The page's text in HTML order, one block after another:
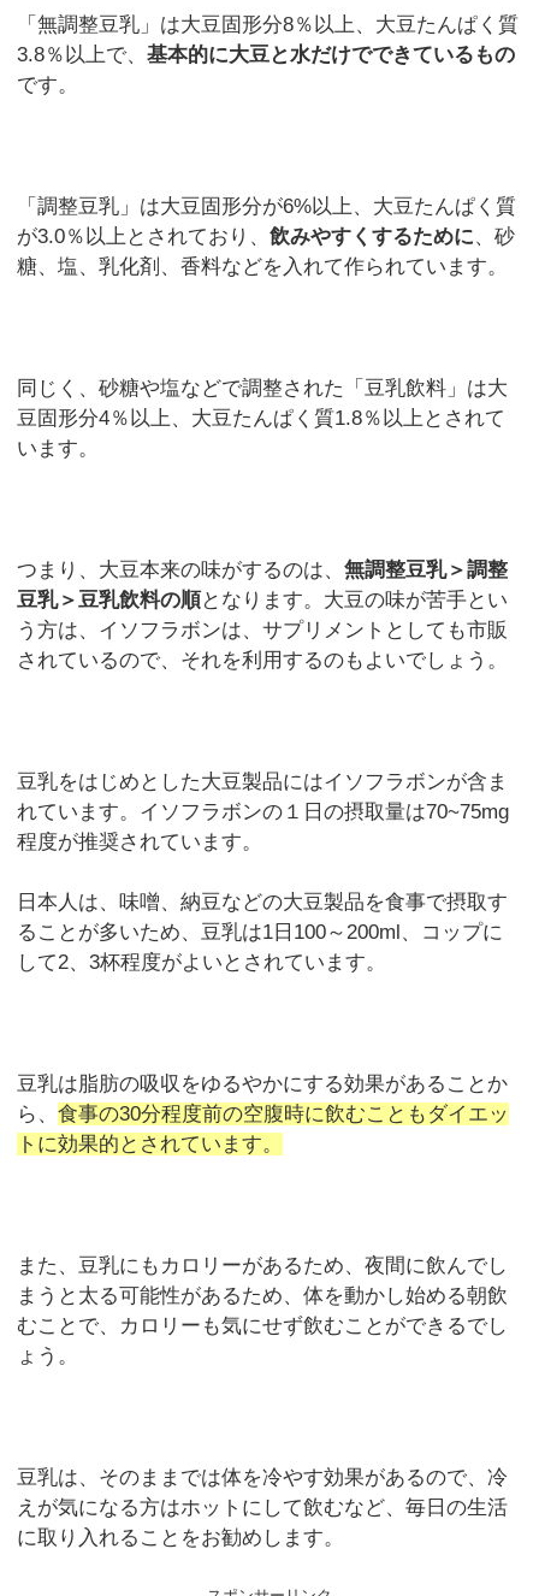
「無調整豆乳」は大豆固形分8％以上、大豆たんぱく質
3.8％以上で、基本的に大豆と水だけでできているもの
です。
「調整豆乳」は大豆固形分が6%以上、大豆たんぱく質
が3.0％以上とされており、飲みやすくするために、砂
糖、塩、乳化剤、香料などを入れて作られています。
同じく、砂糖や塩などで調整された「豆乳飲料」は大
豆固形分4％以上、大豆たんぱく質1.8％以上とされて
います。
つまり、大豆本来の味がするのは、無調整豆乳＞調整
豆乳＞豆乳飲料の順となります。大豆の味が苦手とい
う方は、イソフラボンは、サプリメントとしても市販
されているので、それを利用するのもよいでしょう。
豆乳をはじめとした大豆製品にはイソフラボンが含ま
れています。イソフラボンの１日の摂取量は70~75mg
程度が推奨されています。
日本人は、味噌、納豆などの大豆製品を食事で摂取す
ることが多いため、豆乳は1日100～200ml、コップに
して2、3杯程度がよいとされています。
豆乳は脂肪の吸収をゆるやかにする効果があることか
ら、食事の30分程度前の空腹時に飲むこともダイエッ
トに効果的とされています。
また、豆乳にもカロリーがあるため、夜間に飲んでし
まうと太る可能性があるため、体を動かし始める朝飲
むことで、カロリーも気にせず飲むことができるでし
ょう。
豆乳は、そのままでは体を冷やす効果があるので、冷
えが気になる方はホットにして飲むなど、毎日の生活
に取り入れることをお勧めします。